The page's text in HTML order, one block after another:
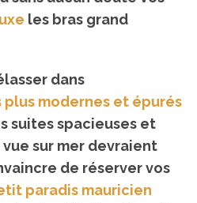
les bras grand
dans
plus modernes et épurés
suites spacieuses et
sur mer devraient
de réserver vos
paradis mauricien